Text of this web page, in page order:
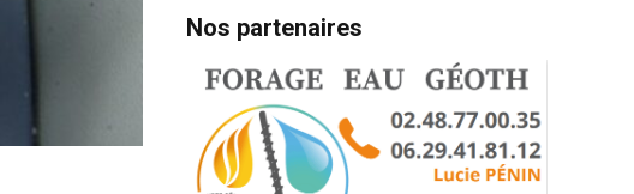
Nos partenaires